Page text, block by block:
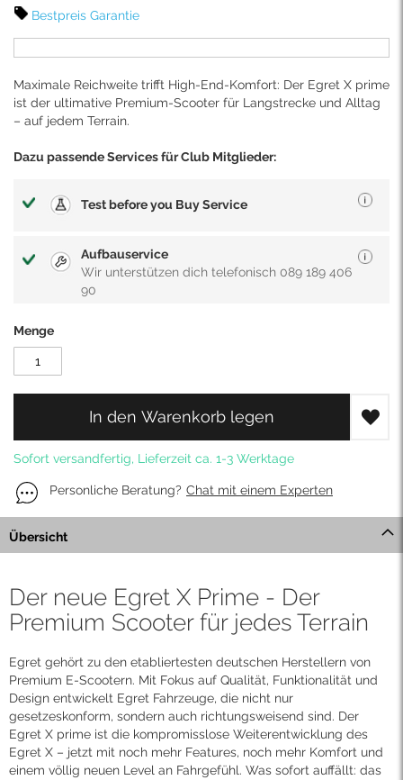
Bestpreis Garantie
Maximale Reichweite trifft High-End-Komfort: Der Egret X prime
ist der ultimative Premium-Scooter für Langstrecke und Alltag
– auf jedem Terrain.
Dazu passende Services für Club Mitglieder:
Test before you Buy Service
Aufbauservice
Wir unterstützen dich telefonisch 089 189 406
90
Menge
In den Warenkorb legen
Sofort versandfertig, Lieferzeit ca. 1-3 Werktage
Personliche Beratung? Chat mit einem Experten
images
Übersicht
Der neue Egret X Prime - Der
Premium Scooter für jedes Terrain
Egret gehört zu den etabliertesten deutschen Herstellern von
Premium E-Scootern. Mit Fokus auf Qualität, Funktionalität und
Design entwickelt Egret Fahrzeuge, die nicht nur
gesetzeskonform, sondern auch richtungsweisend sind. Der
Egret X prime ist die kompromisslose Weiterentwicklung des
Egret X – jetzt mit noch mehr Features, noch mehr Komfort und
einem völlig neuen Level an Fahrgefühl. Was sofort auffällt: das